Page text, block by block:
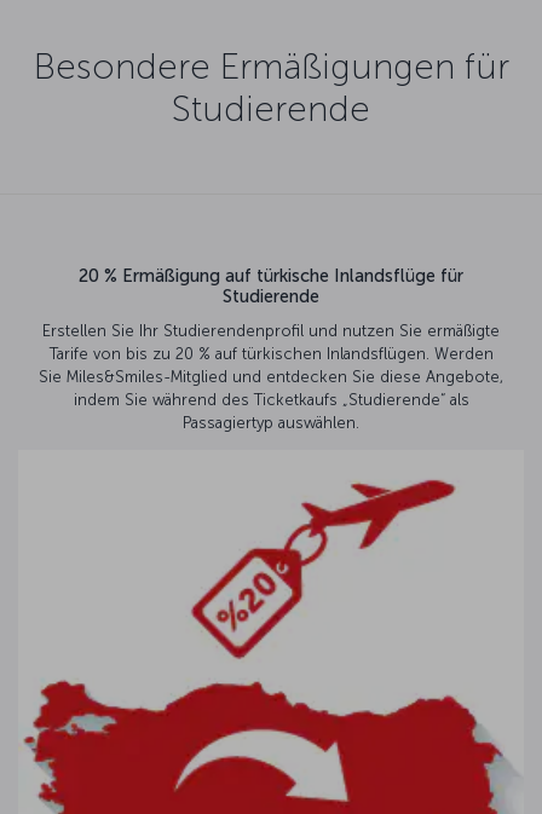
Besondere Ermäßigungen für
Studierende
20 % Ermäßigung auf türkische Inlandsflüge für
Studierende
Erstellen Sie Ihr Studierendenprofil und nutzen Sie ermäßigte
Tarife von bis zu 20 % auf türkischen Inlandsflügen. Werden
Sie Miles&Smiles-Mitglied und entdecken Sie diese Angebote,
indem Sie während des Ticketkaufs „Studierende“ als
Passagiertyp auswählen.